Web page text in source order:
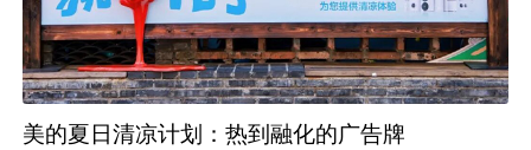
美的夏日清凉计划：热到融化的广告牌